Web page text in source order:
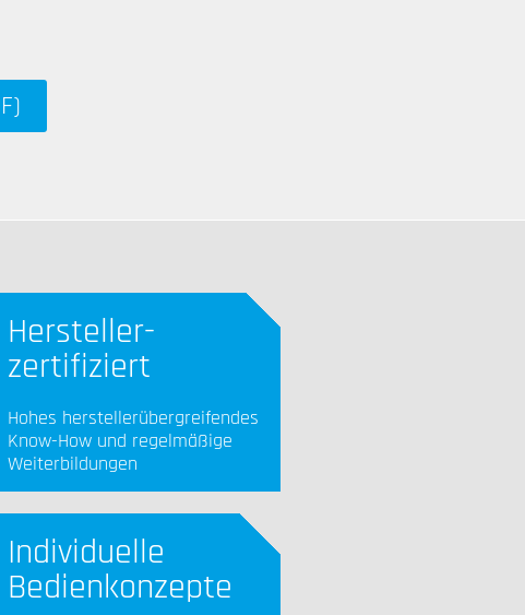
Hersteller-
zertifiziert
Hohes herstellerübergreifendes
Know-How und regelmäßige
Weiterbildungen
Individuelle
Bedienkonzepte